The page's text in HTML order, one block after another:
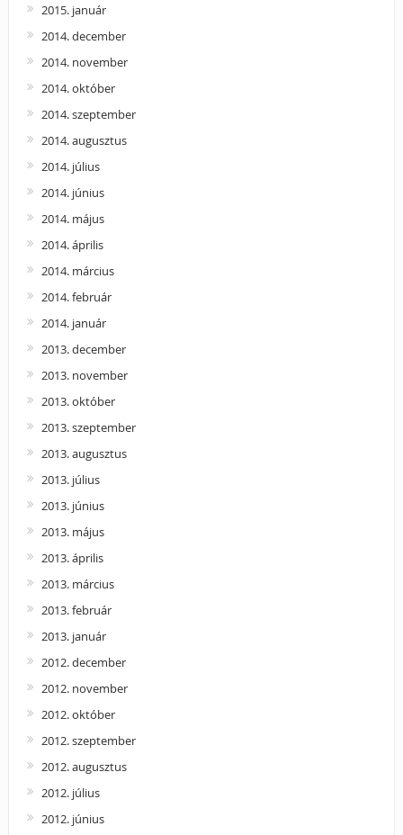
2015. január
2014. december
2014. november
2014. október
2014. szeptember
2014. augusztus
2014. július
2014. június
2014. május
2014. április
2014. március
2014. február
2014. január
2013. december
2013. november
2013. október
2013. szeptember
2013. augusztus
2013. július
2013. június
2013. május
2013. április
2013. március
2013. február
2013. január
2012. december
2012. november
2012. október
2012. szeptember
2012. augusztus
2012. július
2012. június